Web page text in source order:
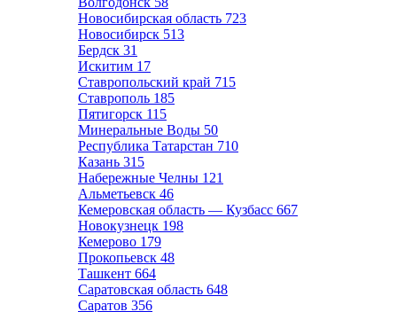
Новосибирская область 723
Новосибирск 513
Бердск 31
Искитим 17
Ставропольский край 715
Ставрополь 185
Пятигорск 115
Минеральные Воды 50
Республика Татарстан 710
Казань 315
Набережные Челны 121
Альметьевск 46
Кемеровская область — Кузбасс 667
Новокузнецк 198
Кемерово 179
Прокопьевск 48
Ташкент 664
Саратовская область 648
Саратов 356